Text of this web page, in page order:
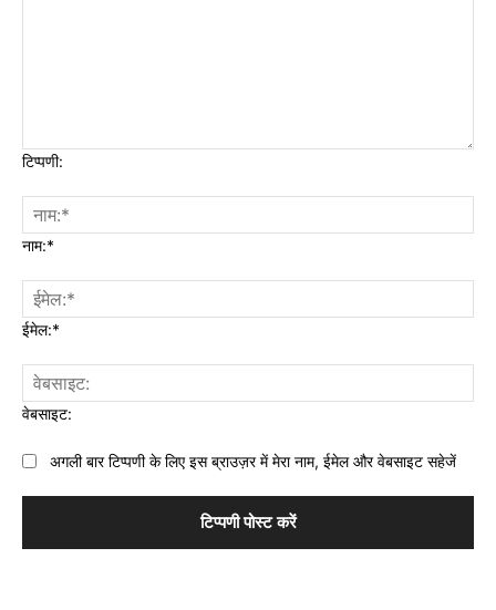
टिप्पणी:
नाम:*
ईमेल:*
वेबसाइट:
अगली बार टिप्पणी के लिए इस ब्राउज़र में मेरा नाम, ईमेल और वेबसाइट सहेजें